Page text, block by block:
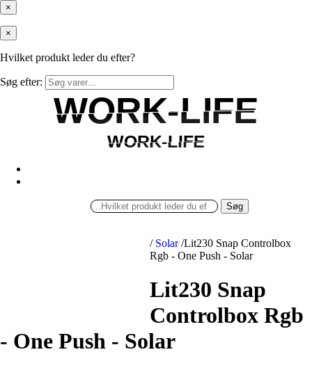
×
×
Hvilket produkt leder du efter?
Søg efter:
WORK-LIFE
WORK-LIFE
WORK-LIFE
WORK-LIFE
Søg
/ Solar /Lit230 Snap Controlbox
Rgb - One Push - Solar
Lit230 Snap
Controlbox Rgb
- One Push - Solar